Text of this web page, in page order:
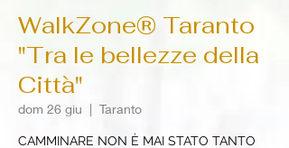
WalkZone® Taranto
"Tra le bellezze della
Città"
dom 26 giu
  |
Taranto
CAMMINARE NON È MAI STATO TANTO